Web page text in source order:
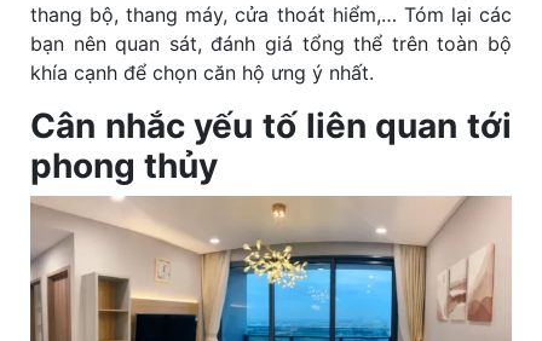
thang bộ, thang máy, cửa thoát hiểm,… Tóm lại các
bạn nên quan sát, đánh giá tổng thể trên toàn bộ
khía cạnh để chọn căn hộ ưng ý nhất.
Cân nhắc yếu tố liên quan tới
phong thủy